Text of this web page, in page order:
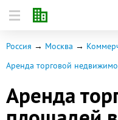
Россия Москва
Аренда торговой
Аренда